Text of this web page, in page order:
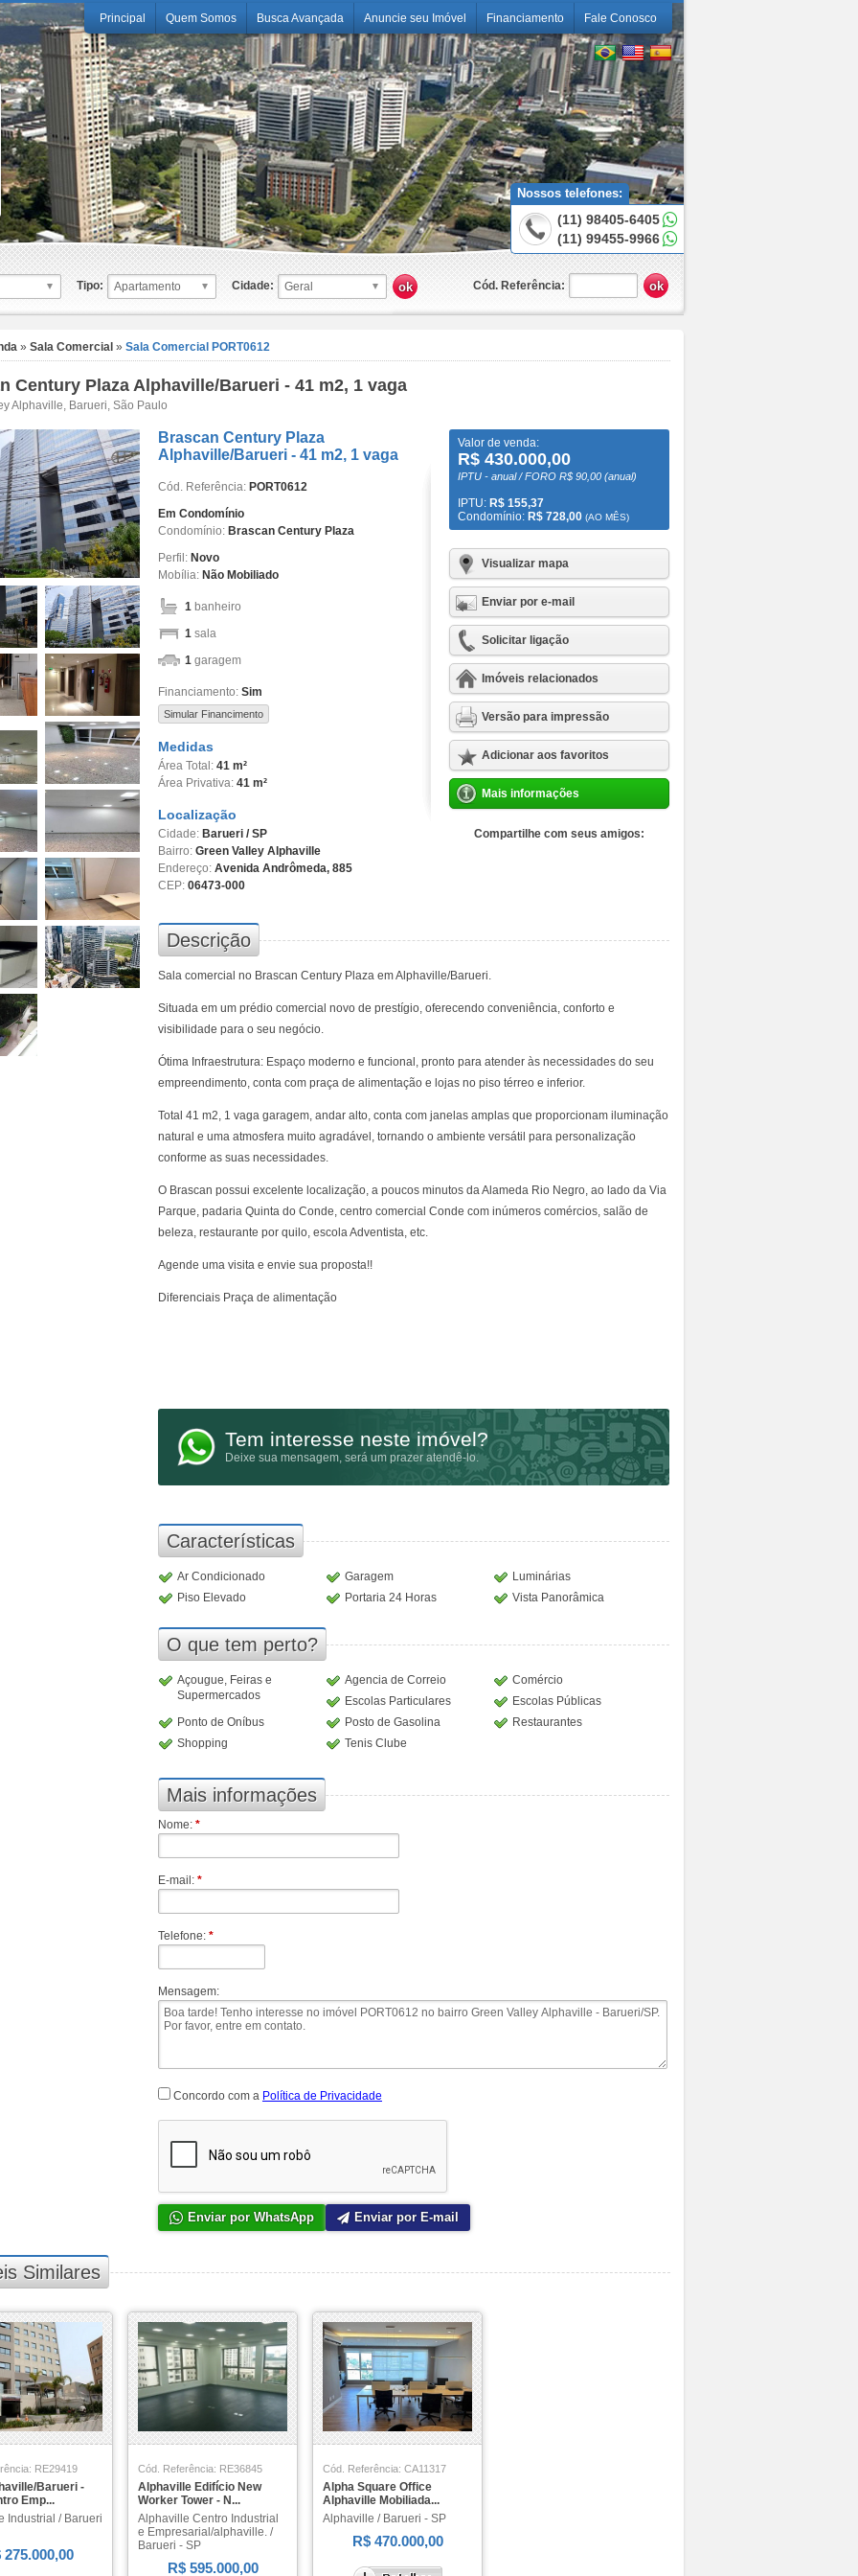
Nossos telefones:
(11) 98405-6405
(11) 99455-9966
Principal Quem Somos Busca Avançada Anuncie seu Imóvel Financiamento Fale Conosco
Tipo: Cidade: Cód. Referência:
» Sala Comercial » Sala Comercial PORT0612
Century Plaza Alphaville/Barueri - 41 m2, 1 vaga
Alphaville, Barueri, São Paulo
Brascan Century Plaza
Alphaville/Barueri - 41 m2, 1 vaga
Cód. Referência: PORT0612
Em Condomínio
Condomínio: Brascan Century Plaza
Perfil: Novo
Mobília: Não Mobiliado
1 banheiro
1 sala
1 garagem
Financiamento: Sim
Simular Financimento
Medidas
Área Total: 41 m²
Área Privativa: 41 m²
Localização
Cidade: Barueri / SP
Bairro: Green Valley Alphaville
Endereço: Avenida Andrômeda, 885
CEP: 06473-000
Valor de venda:
R$ 430.000,00
IPTU - anual / FORO R$ 90,00 (anual)
IPTU: R$ 155,37
Condomínio: R$ 728,00 (AO MÊS)
Visualizar mapa
Enviar por e-mail
Solicitar ligação
Imóveis relacionados
Versão para impressão
Adicionar aos favoritos
Mais informações
Compartilhe com seus amigos:
Descrição
Sala comercial no Brascan Century Plaza em Alphaville/Barueri.
Situada em um prédio comercial novo de prestígio, oferecendo conveniência, conforto e
visibilidade para o seu negócio.
Ótima Infraestrutura: Espaço moderno e funcional, pronto para atender às necessidades do seu
empreendimento, conta com praça de alimentação e lojas no piso térreo e inferior.
Total 41 m2, 1 vaga garagem, andar alto, conta com janelas amplas que proporcionam iluminação
natural e uma atmosfera muito agradável, tornando o ambiente versátil para personalização
conforme as suas necessidades.
O Brascan possui excelente localização, a poucos minutos da Alameda Rio Negro, ao lado da Via
Parque, padaria Quinta do Conde, centro comercial Conde com inúmeros comércios, salão de
beleza, restaurante por quilo, escola Adventista, etc.
Agende uma visita e envie sua proposta!!
Diferenciais Praça de alimentação
Tem interesse neste imóvel?
Deixe sua mensagem, será um prazer atendê-lo.
Características
Ar Condicionado Garagem
Luminárias
Piso Elevado
Portaria 24 Horas Vista Panorâmica
O que tem perto?
Açougue, Feiras e
Supermercados
Agencia de Correio
Comércio
Escolas Particulares
Escolas Públicas
Ponto de Oníbus
Posto de Gasolina
Restaurantes
Shopping
Tenis Clube
Mais informações
Nome: *
E-mail: *
Telefone: *
Mensagem:
Concordo com a Política de Privacidade
Enviar por WhatsApp Enviar por E-mail
Similares
RE29419
Barueri -
Emp...
Industrial / Barueri
275.000,00
Cód. Referência: RE36845
Alphaville Edifício New
Worker Tower - N...
Alphaville Centro Industrial
e Empresarial/alphaville. /
Barueri - SP
R$ 595.000,00
Cód. Referência: CA11317
Alpha Square Office
Alphaville Mobiliada...
Alphaville / Barueri - SP
R$ 470.000,00